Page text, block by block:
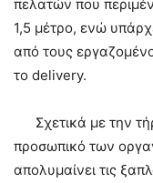
πελατών που
1,5 μέτρο, ενώ
από τους
το delivery.
Σχετικά με την
προσωπικό των
απολυμαίνει τις